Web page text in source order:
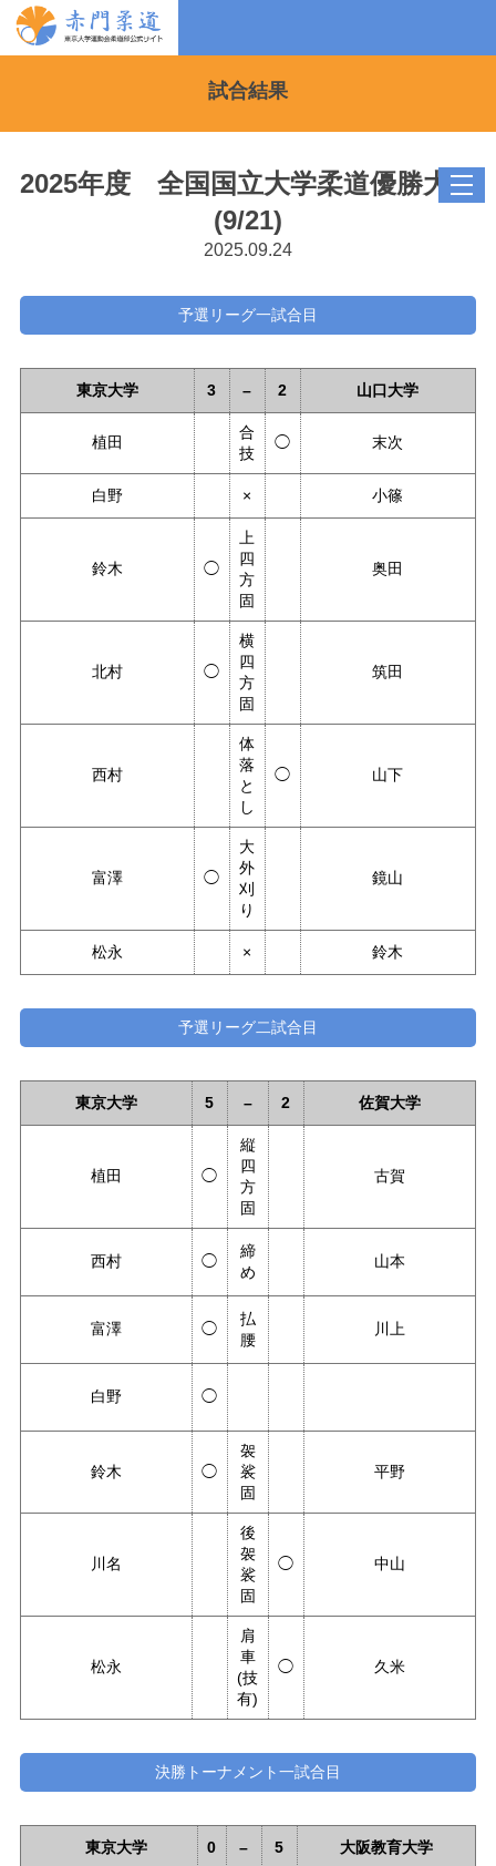
試合結果
2025年度 全国国立大学柔道優勝大会
(9/21)
2025.09.24
予選リーグ一試合目
東京大学 3 – 2 山口大学
植田
合
技
◯ 末次
白野 × 小篠
鈴木 ◯
上
四
方
固
奥田
北村 ◯
横
四
方
固
筑田
西村
体
落
と
し
◯ 山下
富澤 ◯
大
外
刈
り
鏡山
松永 × 鈴木
予選リーグ二試合目
東京大学 5 – 2 佐賀大学
植田 ◯
縦
四
方
固
古賀
西村 ◯
締
め
山本
富澤 ◯
払
腰
川上
白野 ◯
鈴木 ◯
袈
裟
固
平野
川名
後
袈
裟
固
◯ 中山
松永
肩
車
(技
有)
◯ 久米
決勝トーナメント一試合目
東京大学 0 – 5 大阪教育大学